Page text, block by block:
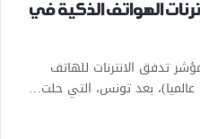
الهواتف الذكية في
تدفق الانترنات للهاتف